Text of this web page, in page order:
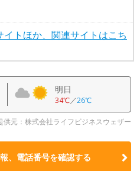
イトほか、関連サイトはこち
明日
34℃／26℃
供元：株式会社ライフビジネスウェザー
、電話番号を確認する